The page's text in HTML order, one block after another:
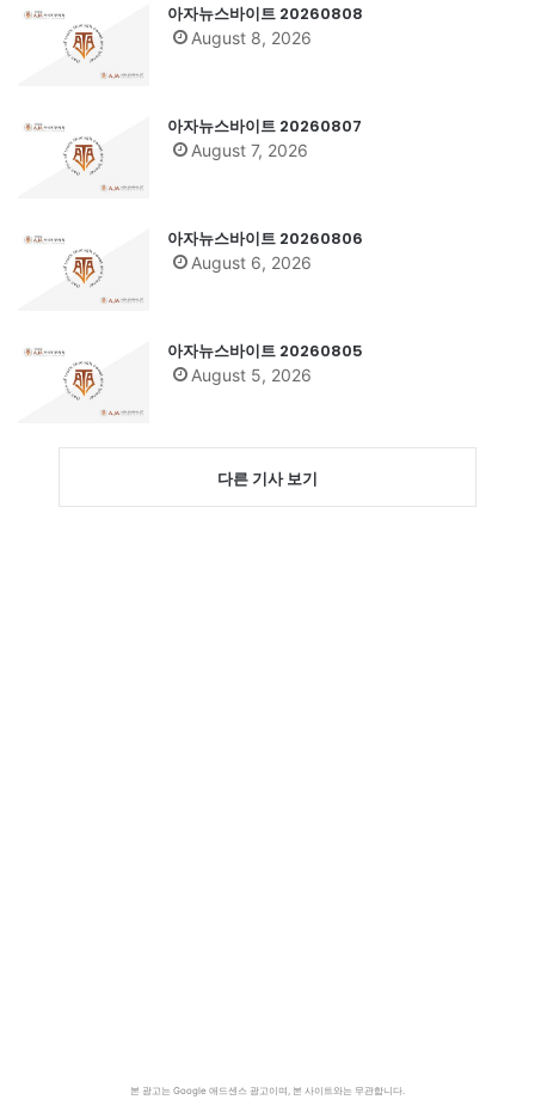
아자뉴스바이트 20260808
August 8, 2026
아자뉴스바이트 20260807
August 7, 2026
아자뉴스바이트 20260806
August 6, 2026
아자뉴스바이트 20260805
August 5, 2026
다른 기사 보기
본 광고는 Google 애드센스 광고이며, 본 사이트와는 무관합니다.